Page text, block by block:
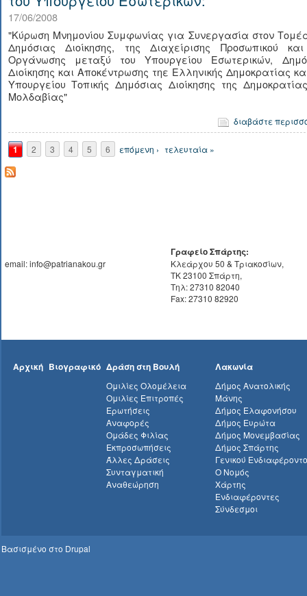
17/06/2008
"Κύρωση Μνημονίου Συμφωνίας για Συνεργασία στον
Δημόσιας Διοίκησης, της Διαχείρισης Προσωπικού
Οργάνωσης μεταξύ του Υπουργείου Εσωτερικών,
Διοίκησης και Αποκέντρωσης τηε Ελληνικής Δημοκρατίας
Υπουργείου Τοπικής Δημόσιας Διοίκησης της
Μολδαβίας"
διαβάστε
Σελίδες
1 2 3 4 5 6 επόμενη › τελευταία »
email: info@patrianakou.gr
Γραφείο Σπάρτης:
Κλεάρχου 50 & Τριακοσίων,
ΤΚ 23100 Σπάρτη,
Τηλ: 27310 82040
Fax: 27310 82920
Αρχική Βιογραφικό Δράση στη Βουλή
Ομιλίες Ολομέλεια
Ομιλίες Επιτροπές
Ερωτήσεις
Αναφορές
Ομάδες Φιλίας
Εκπροσωπήσεις
Άλλες Δράσεις
Συνταγματική
Αναθεώρηση
Λακωνία
Δήμος Ανατολικής
Μάνης
Δήμος Ελαφονήσου
Δήμος Ευρώτα
Δήμος Μονεμβασίας
Δήμος Σπάρτης
Γενικού
Ο Νομός
Χάρτης
Ενδιαφέροντες
Σύνδεσμοι
Βασισμένο στο Drupal